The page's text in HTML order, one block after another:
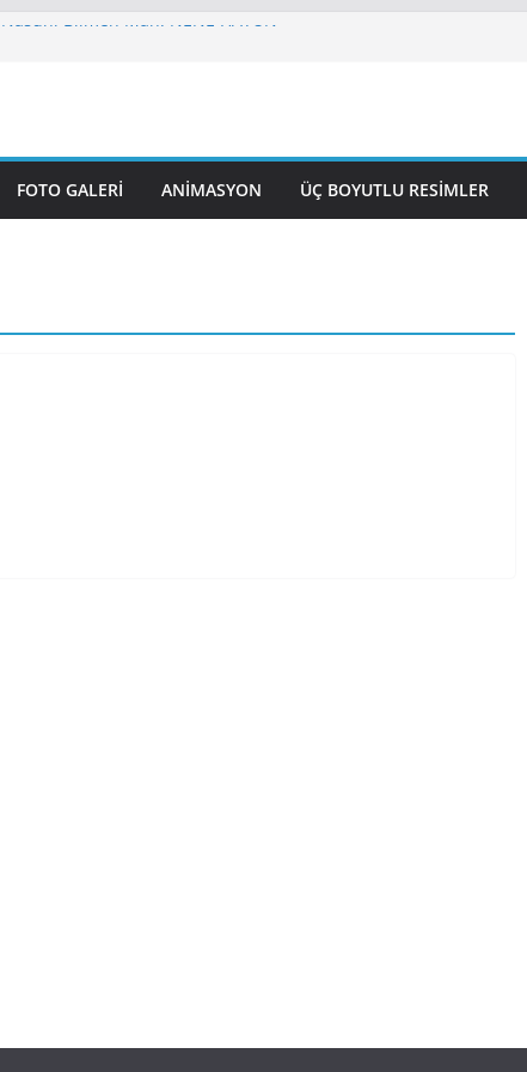
Bilmen Mah. NENE HATUN
VE KÜLLİYESİ
CAMİ
FOTO GALERI ANIMASYON ÜÇ BOYUTLU RESIMLER